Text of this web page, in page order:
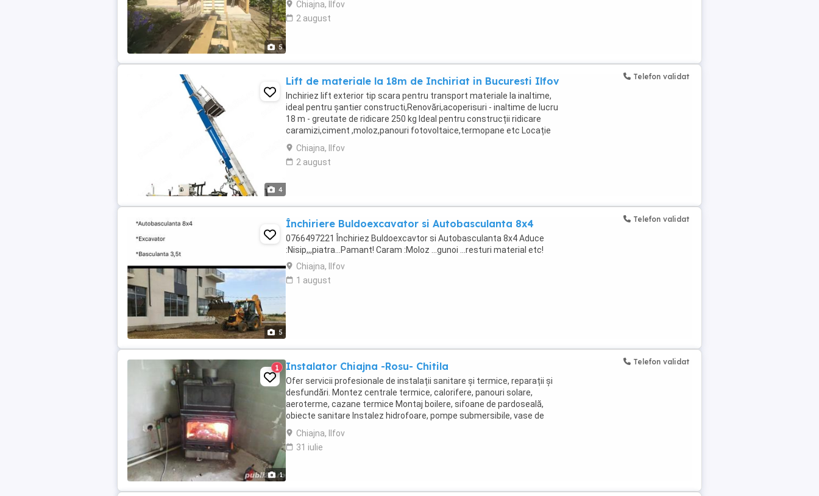
5
Chiajna, Ilfov
2 august
4
Lift de materiale la 18m de Inchiriat in Bucuresti Ilfov
Inchiriez lift exterior tip scara pentru transport materiale la inaltime,
ideal pentru șantier constructi,Renovări,acoperisuri - inaltime de lucru
18 m - greutate de ridicare 250 kg Ideal pentru construcții ridicare
caramizi,ciment ,moloz,panouri fotovoltaice,termopane etc Locație
Pipera,disponibil ...
Chiajna, Ilfov
2 august
Telefon validat
5
Închiriere Buldoexcavator si Autobasculanta 8x4
0766497221 Închiriez Buldoexcavtor si Autobasculanta 8x4 Aduce
:Nisip,,,piatra...Pamant! Caram :Moloz ...gunoi ...resturi material etc!
Chiajna, Ilfov
1 august
Telefon validat
1
1 Instalator Chiajna -Rosu- Chitila
Ofer servicii profesionale de instalații sanitare și termice, reparații și
desfundări. Montez centrale termice, calorifere, panouri solare,
aeroterme, cazane termice Montaj boilere, sifoane de pardoseală,
obiecte sanitare Instalez hidrofoare, pompe submersibile, vase de
expansiune Racordare ...
Chiajna, Ilfov
31 iulie
Telefon validat